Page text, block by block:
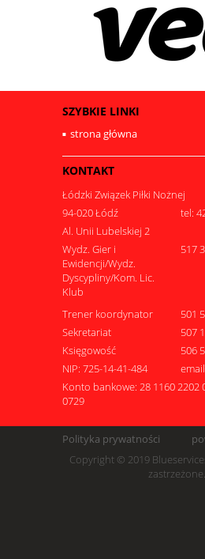
SZYBKIE LINKI
strona główna
KONTAKT
Łódzki Związek Piłki Nożnej
94-020 Łódź
tel:
Al. Unii Lubelskiej 2
Wydz. Gier i
Ewidencji/Wydz.
Dyscypliny/Kom. Lic.
Klub
517
Trener koordynator
501
Sekretariat
507
Księgowość
506
NIP: 725-14-41-484
Konto bankowe: 28 1160 2202
0729
Polityka prywatności
Copyright © 2019
zastrzeżone.